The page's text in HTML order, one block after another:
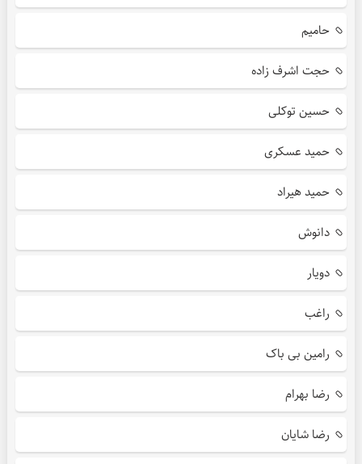
حامیم
حجت اشرف زاده
حسین توکلی
حمید عسکری
حمید هیراد
دانوش
دویار
راغب
رامین بی باک
رضا بهرام
رضا شایان